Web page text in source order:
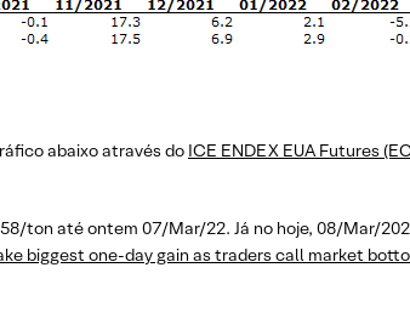
abaixo através do ICE ENDEX EUA Futures
ton até ontem 07/Mar/22. Já no hoje, 08/Mar/
biggest one-day gain as traders call market